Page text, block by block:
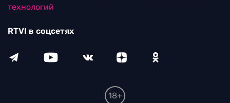
технологий
RTVI в соцсетях
18+